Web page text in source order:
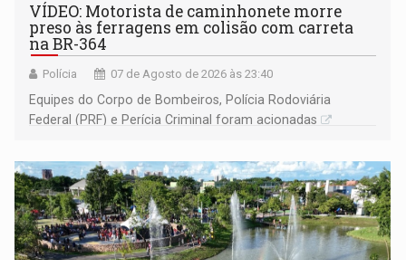
VÍDEO: Motorista de caminhonete morre
preso às ferragens em colisão com carreta
na BR-364
Polícia 07 de Agosto de 2026 às 23:40
Equipes do Corpo de Bombeiros, Polícia Rodoviária
Federal (PRF) e Perícia Criminal foram acionadas